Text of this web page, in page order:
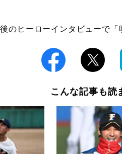
後のヒーローインタビューで
こんな記事も読